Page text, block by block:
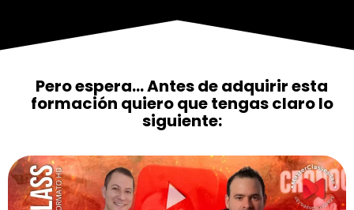
Pero espera… Antes de adquirir esta
formación quiero que tengas claro lo
siguiente: